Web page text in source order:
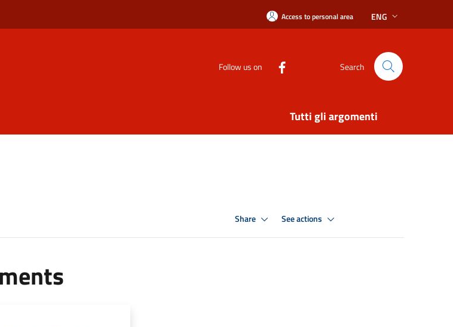
Access to personal area ENG
Follow us on Search
Tutti gli argomenti
Share See actions